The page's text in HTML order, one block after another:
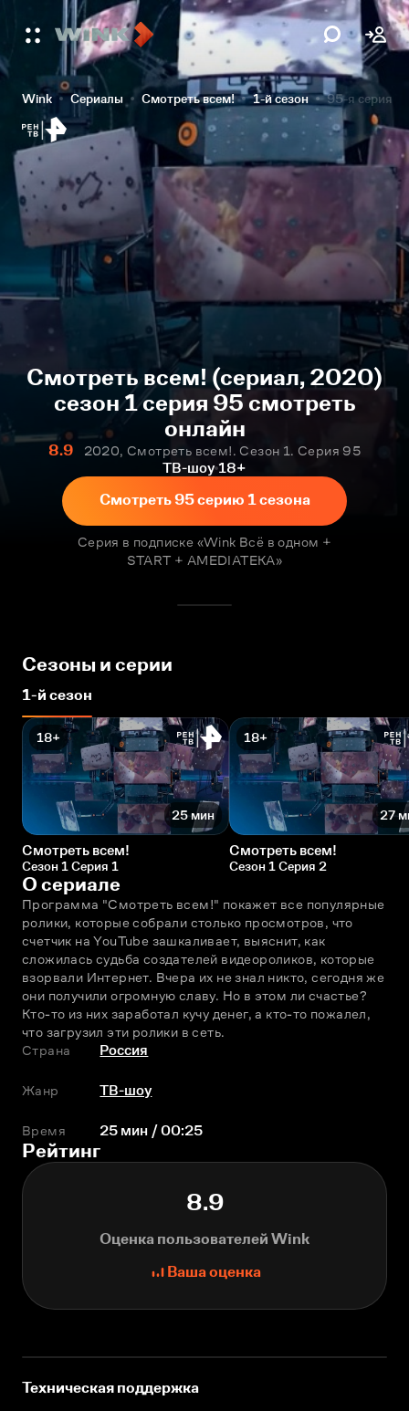
Wink Сериалы Смотреть всем! 1-й сезон 95-я серия
Смотреть всем! (сериал, 2020)
сезон 1 серия 95 смотреть
онлайн
8.9
2020, Смотреть всем!. Сезон 1. Серия 95
ТВ-шоу 18+
Смотреть 95 серию 1 сезона
Серия в подписке «Wink Всё в одном +
START + AMEDIATEKA»
Сезоны и серии
1-й сезон
18+
25 мин
Смотреть всем!
Сезон 1 Серия 1
18+
27
Смотреть всем!
Сезон 1 Серия 2
О сериале
Программа "Смотреть всем!" покажет все популярные
ролики, которые собрали столько просмотров, что
счетчик на YouTube зашкаливает, выяснит, как
сложилась судьба создателей видеороликов, которые
взорвали Интернет. Вчера их не знал никто, сегодня же
они получили огромную славу. Но в этом ли счастье?
Кто-то из них заработал кучу денег, а кто-то пожалел,
что загрузил эти ролики в сеть.
Страна
Россия
Жанр ТВ-шоу
Время 25 мин / 00:25
Рейтинг
8.9
Оценка пользователей Wink
Ваша оценка
Техническая поддержка